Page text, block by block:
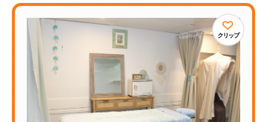
クリップ